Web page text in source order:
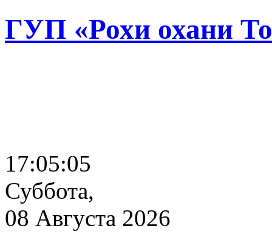
ГУП «Рохи охани
17:05:06
Суббота,
08 Августа 2026